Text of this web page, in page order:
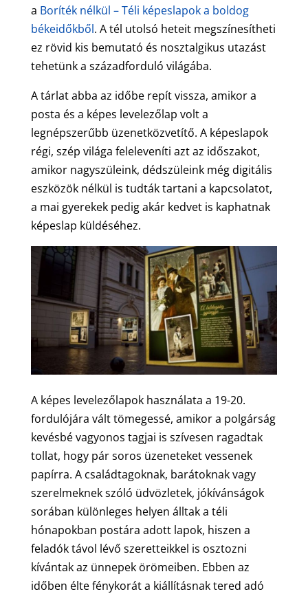
a Boríték nélkül – Téli képeslapok a boldog
békeidőkből. A tél utolsó heteit megszínesítheti
ez rövid kis bemutató és nosztalgikus utazást
tehetünk a századforduló világába.
A tárlat abba az időbe repít vissza, amikor a
posta és a képes levelezőlap volt a
legnépszerűbb üzenetközvetítő. A képeslapok
régi, szép világa feleleveníti azt az időszakot,
amikor nagyszüleink, dédszüleink még digitális
eszközök nélkül is tudták tartani a kapcsolatot,
a mai gyerekek pedig akár kedvet is kaphatnak
képeslap küldéséhez.
A képes levelezőlapok használata a 19-20.
fordulójára vált tömegessé, amikor a polgárság
kevésbé vagyonos tagjai is szívesen ragadtak
tollat, hogy pár soros üzeneteket vessenek
papírra. A családtagoknak, barátoknak vagy
szerelmeknek szóló üdvözletek, jókívánságok
sorában különleges helyen álltak a téli
hónapokban postára adott lapok, hiszen a
feladók távol lévő szeretteikkel is osztozni
kívántak az ünnepek örömeiben. Ebben az
időben élte fénykorát a kiállításnak tered adó